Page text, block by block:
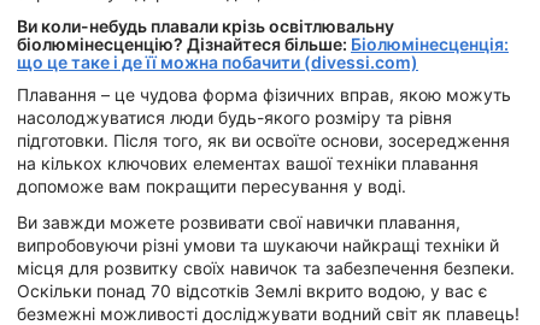
Ви коли-небудь плавали крізь освітлювальну
біолюмінесценцію? Дізнайтеся більше: Біолюмінесценція:
що це таке і де її можна побачити (divessi.com)
Плавання – це чудова форма фізичних вправ, якою можуть
насолоджуватися люди будь-якого розміру та рівня
підготовки. Після того, як ви освоїте основи, зосередження
на кількох ключових елементах вашої техніки плавання
допоможе вам покращити пересування у воді.
Ви завжди можете розвивати свої навички плавання,
випробовуючи різні умови та шукаючи найкращі техніки й
місця для розвитку своїх навичок та забезпечення безпеки.
Оскільки понад 70 відсотків Землі вкрито водою, у вас є
безмежні можливості досліджувати водний світ як плавець!